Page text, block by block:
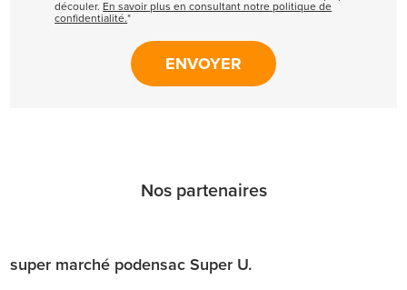
découler. En savoir plus en consultant notre politique de
confidentialité.*
Nos partenaires
super marché podensac Super U.